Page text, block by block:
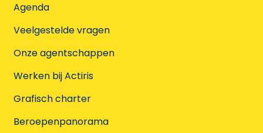
Agenda
Veelgestelde vragen
Onze agentschappen
Werken bij Actiris
Grafisch charter
Beroepenpanorama